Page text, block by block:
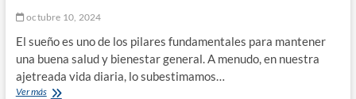
octubre 10, 2024
El sueño es uno de los pilares fundamentales para mantener
una buena salud y bienestar general. A menudo, en nuestra
ajetreada vida diaria, lo subestimamos…
Ver másEfectos